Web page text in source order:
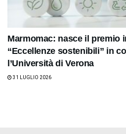
Marmomac: nasce il premio
“Eccellenze sostenibili” in
l’Università di Verona
31 LUGLIO 2026